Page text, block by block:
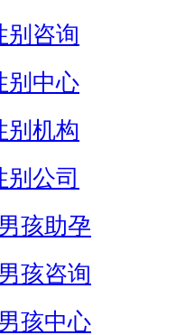
别咨询
别中心
别机构
公司
孩助孕
孩咨询
孩中心